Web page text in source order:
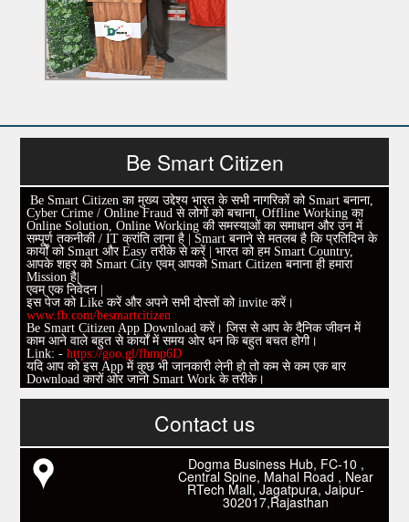
Be Smart Citizen
Be Smart Citizen का मुख्य उद्देश्य भारत के सभी नागरिकों को Smart बनाना,
Cyber Crime / Online Fraud से लोगों को बचाना, Offline Working का
Online Solution, Online Working की समस्याओं का समाधान और उन में
सम्पूर्ण तकनीकी / IT क्रांति लाना है | Smart बनाने से मतलब है कि प्रतिदिन के
कार्यों को Smart और Easy तरीके से करें | भारत को हम Smart Country,
आपके शहर को Smart City एवम् आपको Smart Citizen बनाना ही हमारा
Mission है|
एवम् एक निवेदन |
इस पेज को Like करें और अपने सभी दोस्तों को invite करें।
www.fb.com/besmartcitizen
Be Smart Citizen App Download करें। जिस से आप के दैनिक जीवन में
काम आने वाले बहुत से कार्यों में समय ओर धन कि बहुत बचत होगी।
Link: -https://goo.gl/fhmp6D
यदि आप को इस App में कुछ भी जानकारी लेनी हो तो कम से कम एक बार
Download कारों ओर जानो Smart Work के तरीके।
Contact us
Dogma Business Hub, FC-10 ,
Central Spine, Mahal Road , Near
RTech Mall, Jagatpura, Jaipur-
302017,Rajasthan